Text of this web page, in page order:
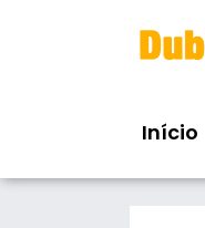
Início